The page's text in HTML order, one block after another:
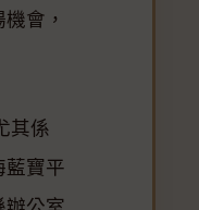
會，
其係
藍寶平